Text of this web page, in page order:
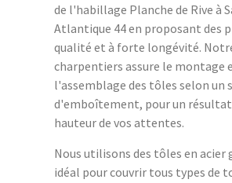
de l'habillage Planche de Rive à
Atlantique 44 en proposant des
qualité et à forte longévité.
charpentiers assure le montage
l'assemblage des tôles selon un
d'emboîtement, pour un résultat
hauteur de vos attentes.
Nous utilisons des tôles en acier
idéal pour couvrir tous types de